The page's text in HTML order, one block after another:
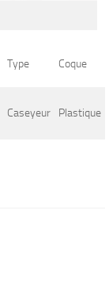
Type Coque
Caseyeur Plastique